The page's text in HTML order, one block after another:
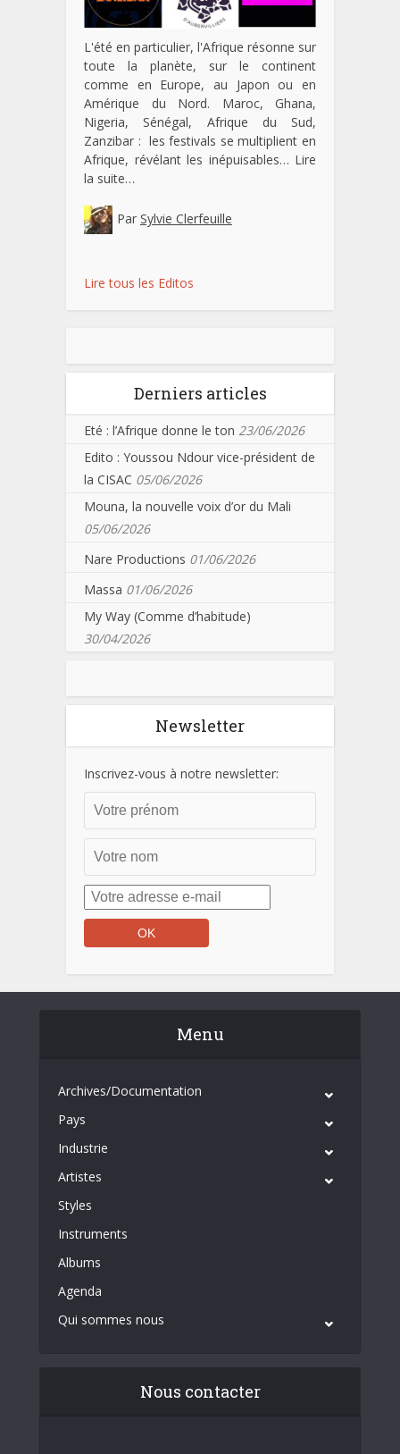
L'été en particulier, l'Afrique résonne sur
toute la planète, sur le continent
comme en Europe, au Japon ou en
Amérique du Nord. Maroc, Ghana,
Nigeria, Sénégal, Afrique du Sud,
Zanzibar : les festivals se multiplient en
Afrique, révélant les inépuisables… Lire
la suite…
Par Sylvie Clerfeuille
Lire tous les Editos
Derniers articles
Eté : l’Afrique donne le ton 23/06/2026
Edito : Youssou Ndour vice-président de
la CISAC 05/06/2026
Mouna, la nouvelle voix d’or du Mali
05/06/2026
Nare Productions 01/06/2026
Massa 01/06/2026
My Way (Comme d’habitude)
30/04/2026
Newsletter
Inscrivez-vous à notre newsletter:
Menu
Archives/Documentation
Pays
Industrie
Artistes
Styles
Instruments
Albums
Agenda
Qui sommes nous
Nous contacter